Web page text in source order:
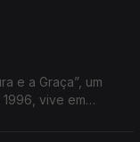
e a Graça”, um
vive em